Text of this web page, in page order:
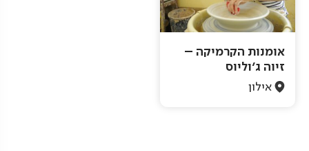
אומנות הקרמיקה –
זיוה ג'וליוס
אילון